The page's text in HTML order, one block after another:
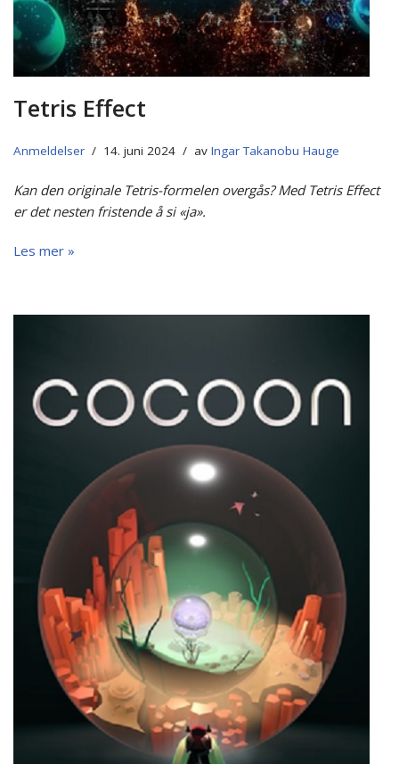
Tetris Effect
Anmeldelser 14. juni 2024 av Ingar Takanobu Hauge
Kan den originale Tetris-formelen overgås? Med Tetris Effect
er det nesten fristende å si «ja».
Les mer »